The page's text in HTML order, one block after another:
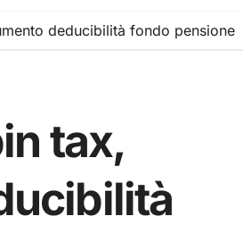
deducibilità fondo pensione
tax,